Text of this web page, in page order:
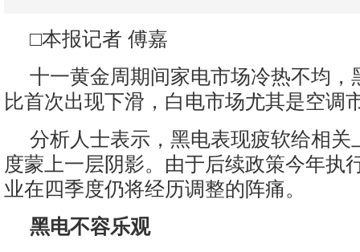
□本报记者 傅嘉
十一黄金周期间家电市场冷热不均，
比首次出现下滑，白电市场尤其是空调
分析人士表示，黑电表现疲软给相关
度蒙上一层阴影。由于后续政策今年执
业在四季度仍将经历调整的阵痛。
黑电不容乐观